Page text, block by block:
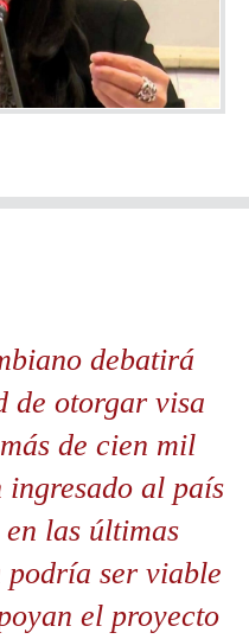
debatirá
de otorgar visa
de cien mil
ingresado al país
las últimas
podría ser viable
el proyecto